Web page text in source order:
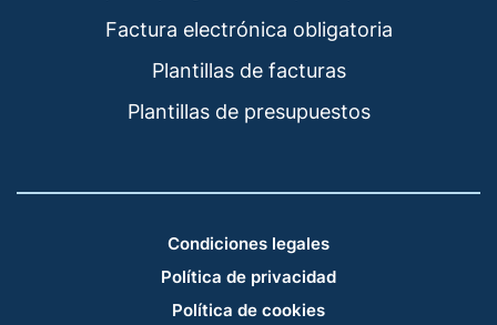
Factura electrónica obligatoria
Plantillas de facturas
Plantillas de presupuestos
Condiciones legales
Política de privacidad
Política de cookies